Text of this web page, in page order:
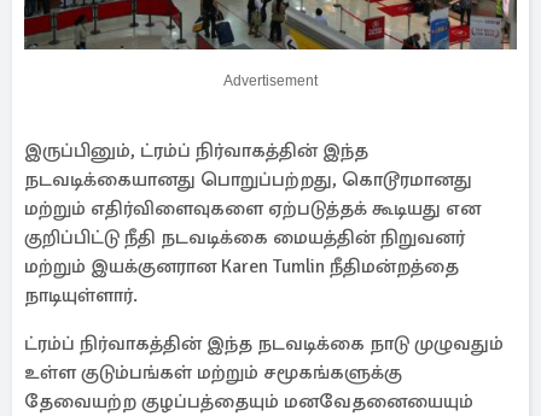
Advertisement
இருப்பினும், ட்ரம்ப் நிர்வாகத்தின் இந்த
நடவடிக்கையானது பொறுப்பற்றது, கொடூரமானது
மற்றும் எதிர்விளைவுகளை ஏற்படுத்தக் கூடியது என
குறிப்பிட்டு நீதி நடவடிக்கை மையத்தின் நிறுவனர்
மற்றும் இயக்குனரான Karen Tumlin நீதிமன்றத்தை
நாடியுள்ளார்.
ட்ரம்ப் நிர்வாகத்தின் இந்த நடவடிக்கை நாடு முழுவதும்
உள்ள குடும்பங்கள் மற்றும் சமூகங்களுக்கு
தேவையற்ற குழப்பத்தையும் மனவேதனையையும்